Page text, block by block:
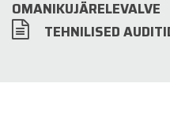
OMANIKUJÄRELEVALVE
TEHNILISED